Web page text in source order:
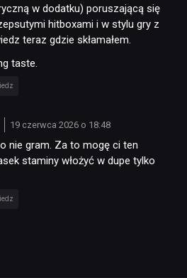
w dodatku) poruszającą się
hitboxami i w stylu gry z
teraz gdzie skłamałem.
taste.
19 czerwca 2026 o 18:48
nie gram. Za to mogę ci ten
staminy włożyć w dupe tylko